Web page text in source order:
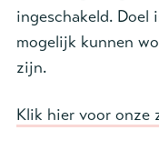
ingeschakeld. Doel
mogelijk kunnen
zijn.
Klik hier voor onze